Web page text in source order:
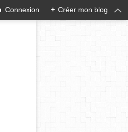
Connexion + Créer mon blog